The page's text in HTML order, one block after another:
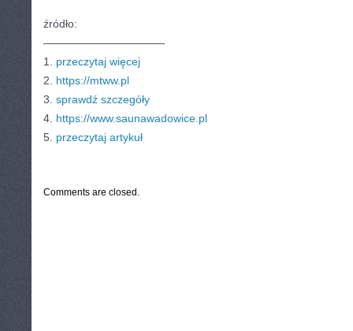
źródło:
———————————
1. przeczytaj więcej
2. https://mtww.pl
3. sprawdź szczegóły
4. https://www.saunawadowice.pl
5. przeczytaj artykuł
Comments are closed.